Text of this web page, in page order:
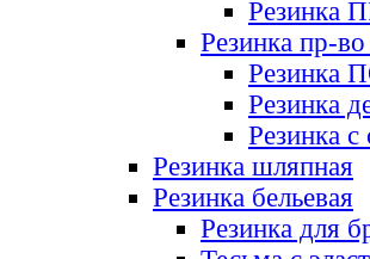
Резинка
Резинка пр-
Резинка
Резинка
Резинка
Резинка шляпная
Резинка бельевая
Резинка для